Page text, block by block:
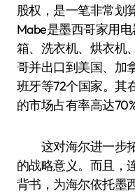
股权，是一笔非常划
Mabe是墨西哥家用
箱、洗衣机、烘衣机
哥并出口到美国、加
班牙等72个国家。其
的市场占有率高达70%
这对海尔进一步拓
的战略意义。而且，
背书，为海尔依托墨